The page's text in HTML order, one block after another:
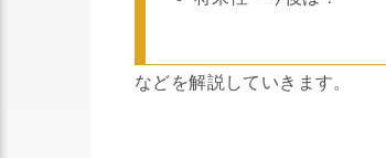
などを解説していきます。